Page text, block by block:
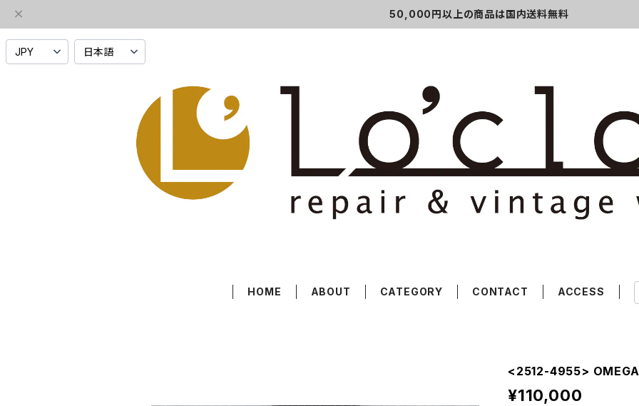
50,000円以上の商品は国内送料無料
HOME ABOUT CATEGORY CONTACT ACCESS
<2512-4955>
¥110,000